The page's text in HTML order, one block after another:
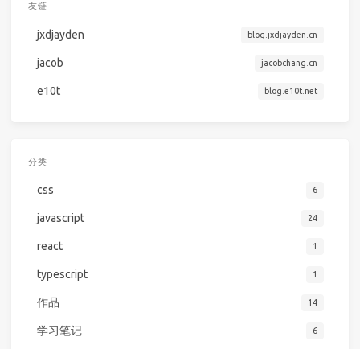
友链
jxdjayden blog.jxdjayden.cn
jacob jacobchang.cn
e10t blog.e10t.net
分类
css 6
javascript 24
react 1
typescript 1
作品 14
学习笔记 6